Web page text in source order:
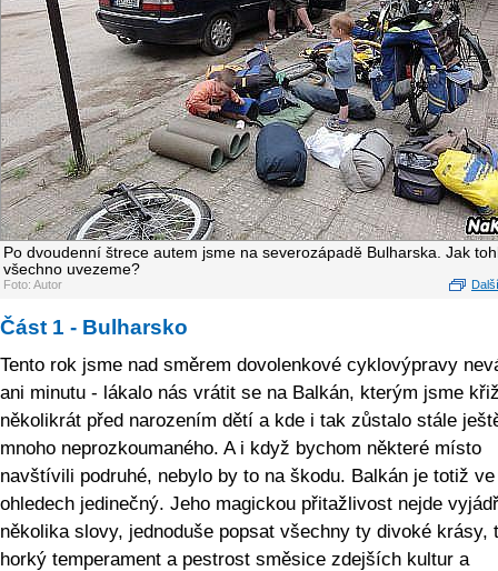
Po dvoudenní štrece autem jsme na severozápadě Bulharska. Jak
všechno uvezeme?
Foto: Autor
Část 1 - Bulharsko
Tento rok jsme nad směrem dovolenkové cyklovýpravy
ani minutu - lákalo nás vrátit se na Balkán, kterým jsme
několikrát před narozením dětí a kde i tak zůstalo stále
mnoho neprozkoumaného. A i když bychom některé místo
navštívili podruhé, nebylo by to na škodu. Balkán je totiž
ohledech jedinečný. Jeho magickou přitažlivost nejde
několika slovy, jednoduše popsat všechny ty divoké krásy,
horký temperament a pestrost směsice zdejších kultur a